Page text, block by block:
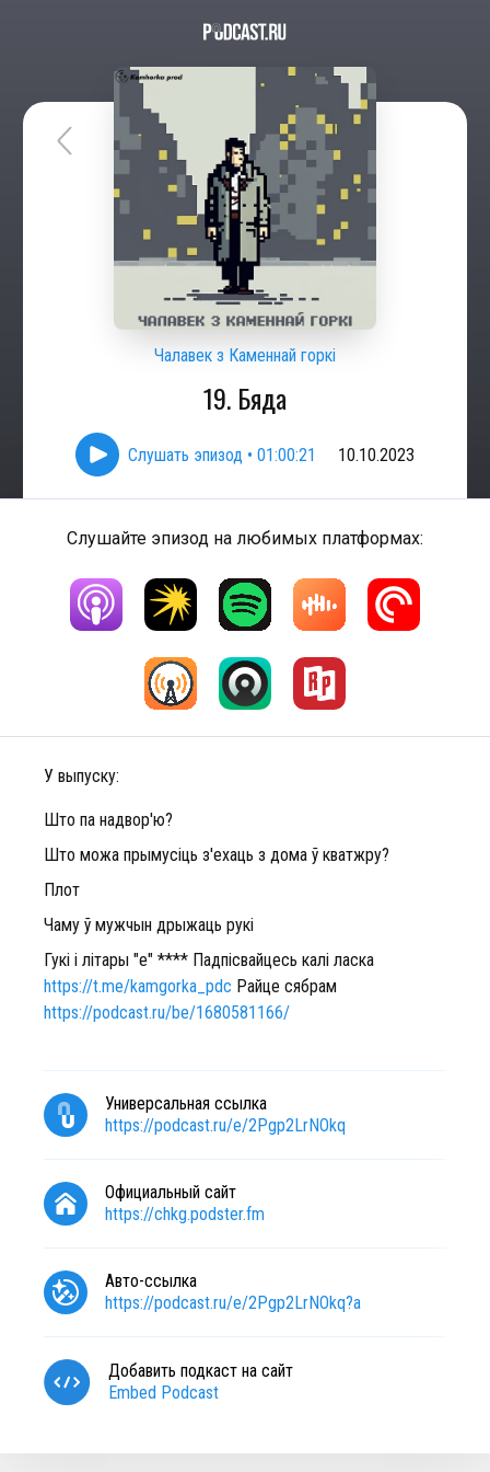
Чалавек з Каменнай горкі
19. Бяда
Слушать эпизод • 01:00:21 10.10.2023
Слушайте эпизод на любимых платформах:
У выпуску:
Што па надвор'ю?
Што можа прымусіць з'ехаць з дома ў кватжру?
Плот
Чаму ў мужчын дрыжаць рукі
Гукі і літары "е" **** Падпісвайцесь калі ласка
https://t.me/kamgorka_pdc Райце сябрам
https://podcast.ru/be/1680581166/
Универсальная ссылка
https://podcast.ru/e/2Pgp2LrNOkq
Официальный сайт
https://chkg.podster.fm
Авто-ссылка
https://podcast.ru/e/2Pgp2LrNOkq?a
Добавить подкаст на сайт
Embed Podcast